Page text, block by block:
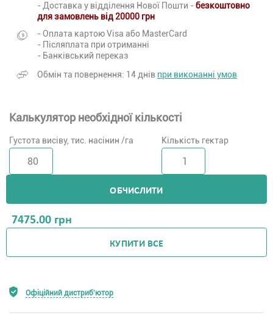
- Доставка у відділення Нової Пошти - безкоштовно
для замовлень від 20000 грн
- Оплата картою Visa або MasterCard
- Післяплата при отриманні
- Банківський переказ
Обмін та повернення: 14 днів при виконанні умов
Калькулятор необхідної кількості
Густота висіву, тис. насінин /га Кількість гектар
ОБЧИСЛИТИ
7475.00 грн
КУПИТИ ВСЕ
Офіційний дистриб'ютор